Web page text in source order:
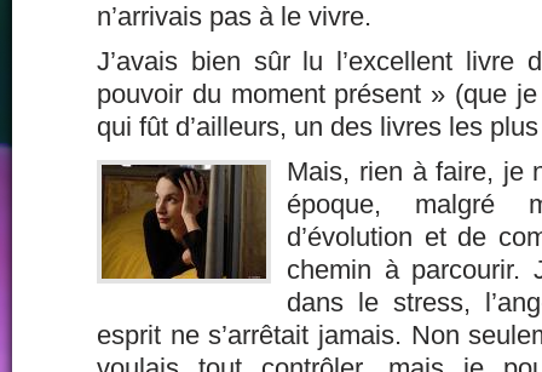
n’arrivais pas à le vivre.
J’avais bien sûr lu l’excellent livre
pouvoir du moment présent » (que
qui fût d’ailleurs, un des livres les
Mais, rien à faire, je
époque, malgré
d’évolution et de
chemin à parcourir.
dans le stress,
esprit ne s’arrêtait jamais. Non